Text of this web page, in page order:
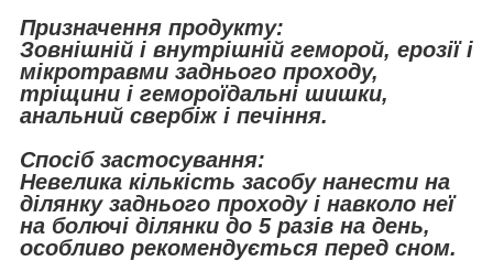
Призначення продукту:
Зовнішній і внутрішній геморой, ерозії і
мікротравми заднього проходу,
тріщини і гемороїдальні шишки,
анальний свербіж і печіння.
Спосіб застосування:
Невелика кількість засобу нанести на
ділянку заднього проходу і навколо неї
на болючі ділянки до 5 разів на день,
особливо рекомендується перед сном.